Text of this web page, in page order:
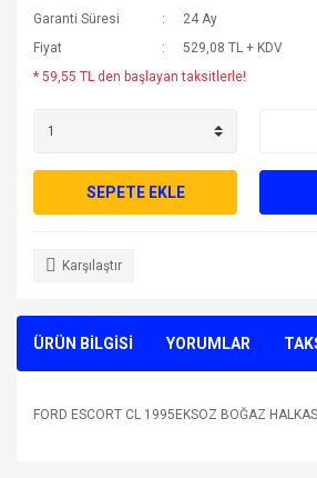
Garanti Süresi
24 Ay
Fiyat
529,08 TL + KDV
* 59,55 TL den başlayan taksitlerle!
SEPETE EKLE
Karşılaştır
ÜRÜN BİLGİSİ YORUMLAR
FORD ESCORT CL 1995EKSOZ BOĞAZ